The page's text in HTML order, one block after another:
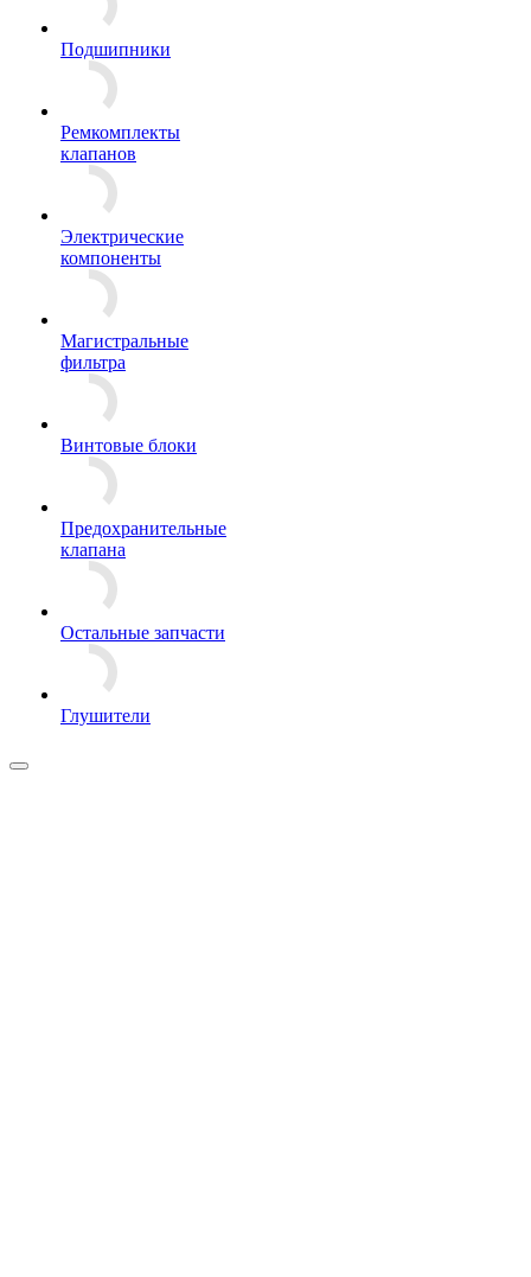
Подшипники
Ремкомплекты
клапанов
Электрические
компоненты
Магистральные
фильтра
Винтовые блоки
Предохранительные
клапана
Остальные запчасти
Глушители